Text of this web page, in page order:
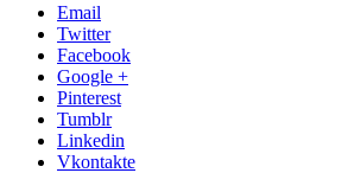
Email
Twitter
Facebook
Google +
Pinterest
Tumblr
Linkedin
Vkontakte